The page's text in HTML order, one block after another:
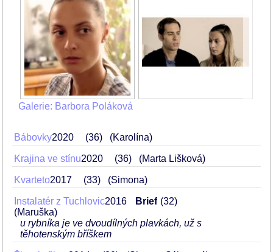
Galerie: Barbora Poláková
Bábovky2020 36 (Karolína)
Krajina ve stínu2020 36 (Marta Lišková)
Kvarteto2017 33 (Simona)
Instalatér z Tuchlovic2016 Brief 32
(Maruška)
u rybníka je ve dvoudílných plavkách, už s
těhotenským bříškem